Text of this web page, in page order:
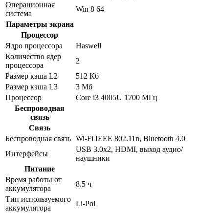
Операционная
система
Win 8 64
Параметры экрана
Процессор
Ядро процессора
Haswell
Количество ядер
процессора
2
Размер кэша L2
512 Кб
Размер кэша L3
3 Мб
Процессор
Core i3 4005U 1700 МГц
Беспроводная
связь
Связь
Беспроводная связь Wi-Fi IEEE 802.11n, Bluetooth 4.0
Интерфейсы
USB 3.0x2, HDMI, выход аудио/
наушники
Питание
Время работы от
аккумулятора
8.5 ч
Тип используемого
аккумулятора
Li-Pol